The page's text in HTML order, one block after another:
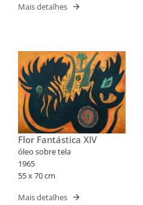
Mais detalhes
Flor Fantástica XIV
óleo sobre tela
1965
55 x 70 cm
Mais detalhes